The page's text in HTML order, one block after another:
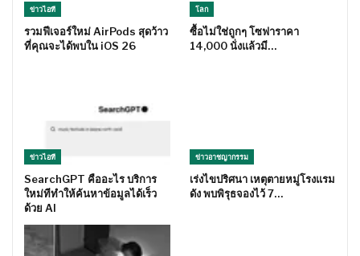
ข่าวไอที
รวมฟีเจอร์ใหม่ AirPods สุดว้าว
ที่คุณจะได้พบใน iOS 26
โลก
ซื้อไม่ใช่ถูกๆ โซฟาราคา
14,000 นั่งแล้วมี…
ข่าวไอที
SearchGPT คืออะไร บริการ
ใหม่ทีทำให้ค้นหาข้อมูลได้เร็ว
ด้วย AI
ข่าวอาชญากรรม
เร่งไขปริศนา เหตุตายหมู่โรงแรม
ดัง พบพิรุธจองไว้ 7…